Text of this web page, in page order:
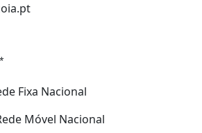
Fixa Nacional
Móvel Nacional